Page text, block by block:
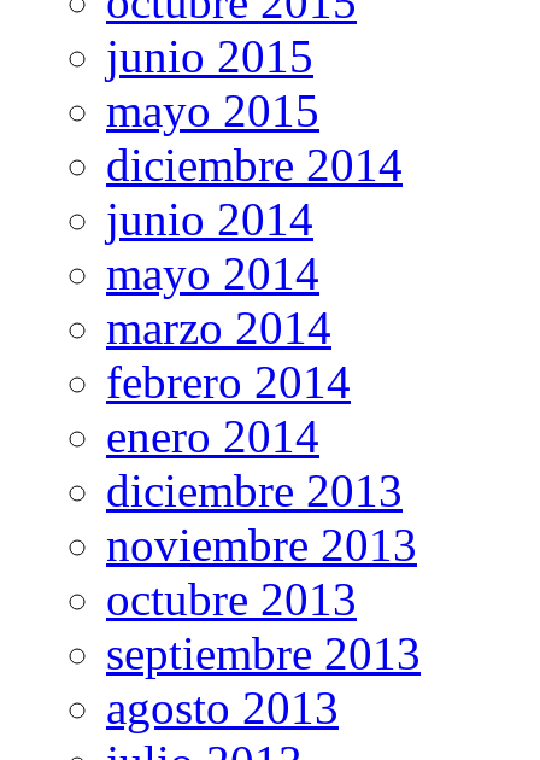
junio 2015
mayo 2015
diciembre 2014
junio 2014
mayo 2014
marzo 2014
febrero 2014
enero 2014
diciembre 2013
noviembre 2013
octubre 2013
septiembre 2013
agosto 2013